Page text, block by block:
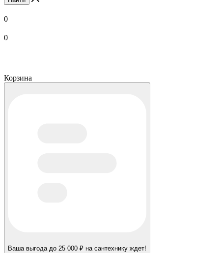
0
0
Корзина
Ваша выгода до 25 000 ₽ на сантехнику ждет!